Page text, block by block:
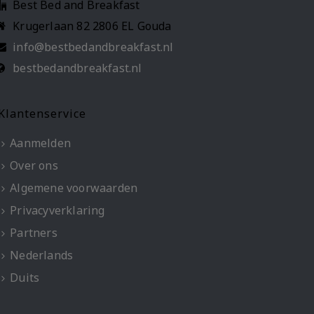
Best Bed and Breakfast
Krugerlaan 82 2806 EL Gouda
info@bestbedandbreakfast.nl
bestbedandbreakfast.nl
Klantenservice
Aanmelden
Over ons
Algemene voorwaarden
Privacyverklaring
Partners
Nederlands
Duits